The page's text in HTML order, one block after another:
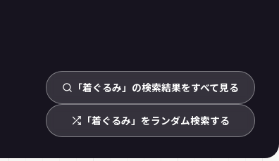
「着ぐるみ」の検索結果をすべて見る
「着ぐるみ」をランダム検索する